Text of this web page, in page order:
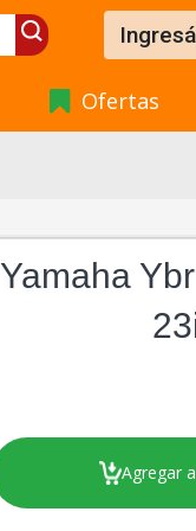
Ofertas
Yamaha
Agregar